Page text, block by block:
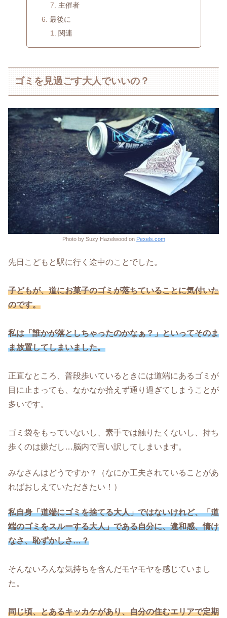
主催者
最後に
関連
ゴミを見過ごす大人でいいの？
Photo by Suzy Hazelwood on Pexels.com
先日こどもと駅に行く途中のことでした。
子どもが、道にお菓子のゴミが落ちていることに気付いた
のです。
私は「誰かが落としちゃったのかなぁ？」といってそのま
ま放置してしまいました。
正直なところ、普段歩いているときには道端にあるゴミが
目に止まっても、なかなか拾えず通り過ぎてしまうことが
多いです。
ゴミ袋をもっていないし、素手では触りたくないし、持ち
歩くのは嫌だし…脳内で言い訳してしまいます。
みなさんはどうですか？（なにか工夫されていることがあ
ればおしえていただきたい！）
私自身「道端にゴミを捨てる大人」ではないけれど、「道
端のゴミをスルーする大人」である自分に、違和感、情け
なさ、恥ずかしさ…？
そんないろんな気持ちを含んだモヤモヤを感じていまし
た。
同じ頃、とあるキッカケがあり、自分の住むエリアで定期